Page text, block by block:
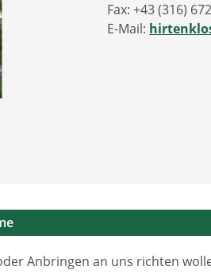
Fax: +43 (316)
E-Mail:
Anbringen an uns richten